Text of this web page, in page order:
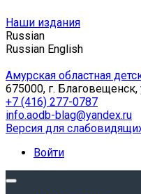
Наши издания
Russian
Russian English
Амурская областная
675000, г.
+7 (416) 277-0787
info.aodb-blag@yandex.ru
Версия для
Войти